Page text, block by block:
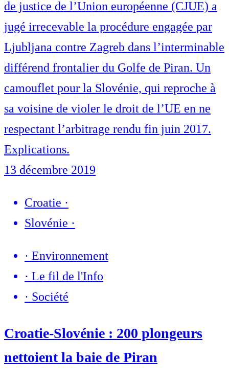
de justice de l’Union européenne (CJUE) a
jugé irrecevable la procédure engagée par
Ljubljana contre Zagreb dans l’interminable
différend frontalier du Golfe de Piran. Un
camouflet pour la Slovénie, qui reproche à
sa voisine de violer le droit de l’UE en ne
respectant l’arbitrage rendu fin juin 2017.
Explications.
13 décembre 2019
Croatie ·
Slovénie ·
· Environnement
· Le fil de l'Info
· Société
Croatie-Slovénie : 200 plongeurs
nettoient la baie de Piran